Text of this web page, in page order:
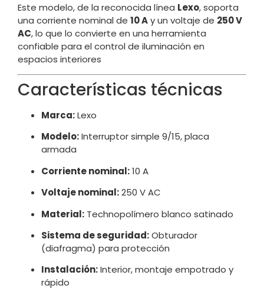
Este modelo, de la reconocida línea Lexo, soporta
una corriente nominal de 10 Ay un voltaje de 250 V
AC, lo que lo convierte en una herramienta
confiable para el control de iluminación en
espacios interiores
Características técnicas
Marca:Lexo
Modelo:Interruptor simple 9/15, placa
armada
Corriente nominal:10 A
Voltaje nominal:250 V AC
Material: Technopolímero blanco satinado
Sistema de seguridad:Obturador
(diafragma) para protección
Instalación:Interior, montaje empotrado y
rápido